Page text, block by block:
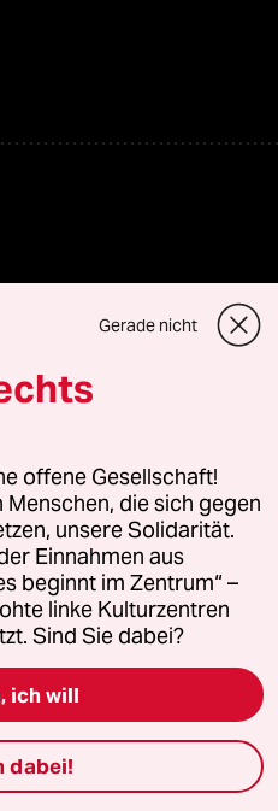
Gerade nicht
offene Gesellschaft!
die sich gegen
unsere Solidarität.
Einnahmen aus
beginnt im Zentrum“ –
linke Kulturzentren
Sind Sie dabei?
ich will
dabei!